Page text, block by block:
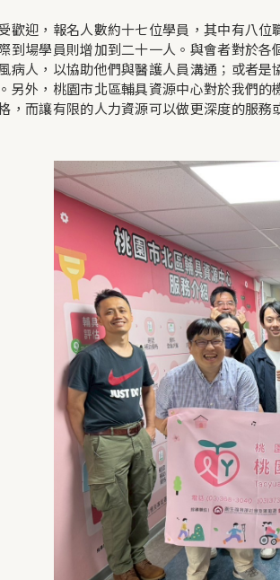
歡迎，報名人數約十七位學員，其中有八
到場學員則增加到二十一人。與會者對於
病人，以協助他們與醫護人員溝通；或者
另外，桃園市北區輔具資源中心對於我們
，而讓有限的人力資源可以做更深度的服務